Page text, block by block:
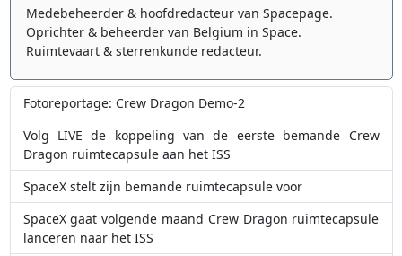
Medebeheerder & hoofdredacteur van Spacepage.
Oprichter & beheerder van Belgium in Space.
Ruimtevaart & sterrenkunde redacteur.
Fotoreportage: Crew Dragon Demo-2
Volg LIVE de koppeling van de eerste bemande Crew
Dragon ruimtecapsule aan het ISS
SpaceX stelt zijn bemande ruimtecapsule voor
SpaceX gaat volgende maand Crew Dragon ruimtecapsule
lanceren naar het ISS